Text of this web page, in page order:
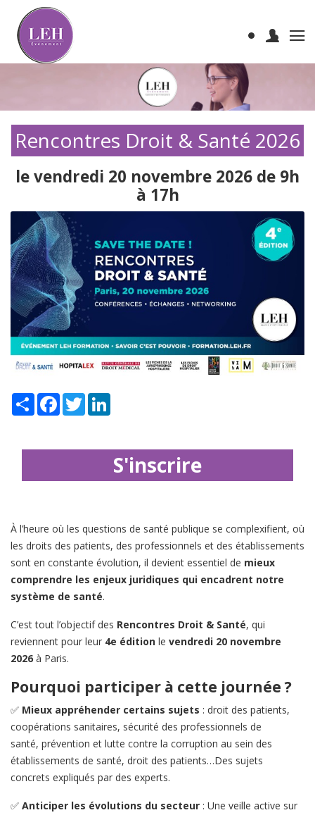
Rencontres Droit & Santé 2026
le vendredi 20 novembre 2026 de 9h
à 17h
Share Facebook
Twitter
S'inscrire
À l’heure où les questions de santé publique se complexifient, où
les droits des patients, des professionnels et des établissements
sont en constante évolution, il devient essentiel de mieux
comprendre les enjeux juridiques qui encadrent notre
système de santé.
C’est tout l’objectif des Rencontres Droit & Santé, qui
reviennent pour leur 4e édition le vendredi 20 novembre
2026 à Paris.
Pourquoi participer à cette journée ?
✅ Mieux appréhender certains sujets : droit des patients,
coopérations sanitaires, sécurité des professionnels de
santé, prévention et lutte contre la corruption au sein des
établissements de santé, droit des patients…Des sujets
concrets expliqués par des experts.
✅ Anticiper les évolutions du secteur : Une veille active sur